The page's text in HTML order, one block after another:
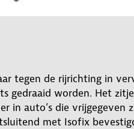
tegen de rijrichting in
gedraaid worden. Het
in auto’s die vrijgegeven
met Isofix